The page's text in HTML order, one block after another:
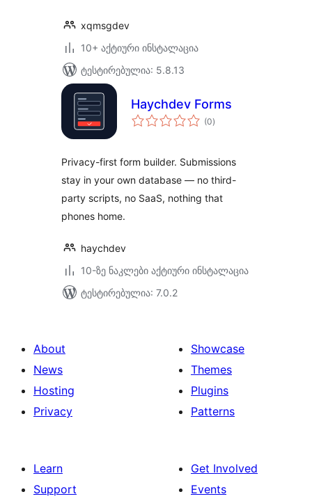
xqmsgdev
10+ აქტიური ინსტალაცია
ტესტირებულია: 5.8.13
Haychdev Forms
(0საერთო
რეიტინგი
)
Privacy-first form builder. Submissions
stay in your own database — no third-
party scripts, no SaaS, nothing that
phones home.
haychdev
10-ზე ნაკლები აქტიური ინსტალაცია
ტესტირებულია: 7.0.2
About
News
Hosting
Privacy
Showcase
Themes
Plugins
Patterns
Learn
Support
Get Involved
Events